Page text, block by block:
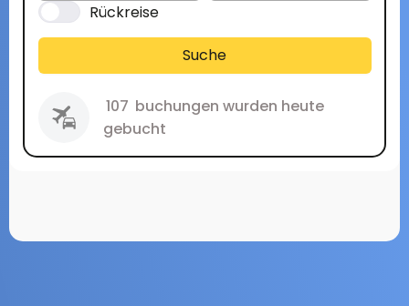
Rückreise
Suche
107 buchungen wurden heute
gebucht